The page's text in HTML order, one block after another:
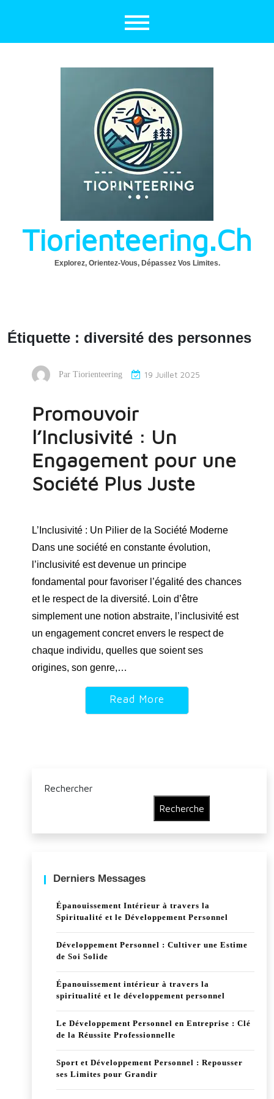
Tiorienteering.ch
Explorez, Orientez-Vous, Dépassez Vos Limites.
Étiquette : diversité des personnes
Par Tiorienteering 19 Juillet 2025
Promouvoir
l’Inclusivité : Un
Engagement pour une
Société Plus Juste
L’Inclusivité : Un Pilier de la Société Moderne
Dans une société en constante évolution,
l’inclusivité est devenue un principe
fondamental pour favoriser l’égalité des chances
et le respect de la diversité. Loin d’être
simplement une notion abstraite, l’inclusivité est
un engagement concret envers le respect de
chaque individu, quelles que soient ses
origines, son genre,…
Read More
Rechercher
Recherche
Derniers Messages
Épanouissement Intérieur à travers la
Spiritualité et le Développement Personnel
Développement Personnel : Cultiver une Estime
de Soi Solide
Épanouissement intérieur à travers la
spiritualité et le développement personnel
Le Développement Personnel en Entreprise : Clé
de la Réussite Professionnelle
Sport et Développement Personnel : Repousser
ses Limites pour Grandir